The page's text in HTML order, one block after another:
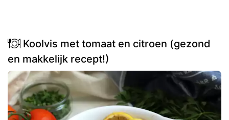
Koolvis met tomaat en citroen (gezond
en makkelijk recept!)